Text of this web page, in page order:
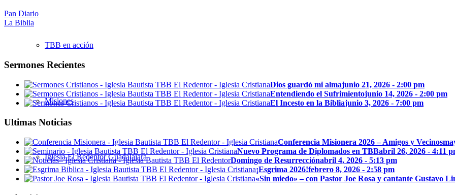
TBB en acción
Misiones
Iglesia El Redentor Guadalajara
Pan Diario
La Biblia
Sermones Recientes
Dios guardó mi almajunio 21, 2026 - 2:00 pm
Entendiendo el Sufrimientojunio 14, 2026 - 2:00 pm
El Incesto en la Bibliajunio 3, 2026 - 7:00 pm
Ultimas Noticias
Conferencia Misionera 2026 – Amigos y Vecinos
Nuevo Programa de Diplomados en TBBabril 26, 2026 - 4:11
Domingo de Resurrecciónabril 4, 2026 - 5:13 pm
¡Esgrima 2026!febrero 8, 2026 - 2:58 pm
«Sin miedo» – con Pastor Joe Rosa y cantante Gustavo